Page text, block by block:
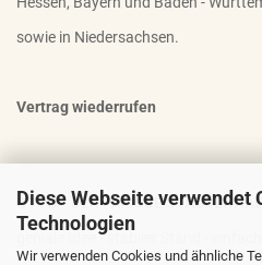
Diese Webseite verwendet
Technologien
Wir verwenden Cookies und ähnliche
sowie in Niedersachsen.
Vertrag wiederrufen
OTTO - DER FAMOSE
geniale Idee - stabiler Stand -